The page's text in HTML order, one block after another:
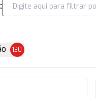
130